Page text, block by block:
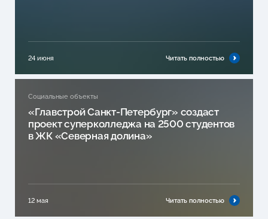
24 июня Читать полностью
Социальные объекты
«Главстрой Санкт-Петербург» создаст
проект суперколледжа на 2500 студентов
в ЖК «Северная долина»
12 мая Читать полностью